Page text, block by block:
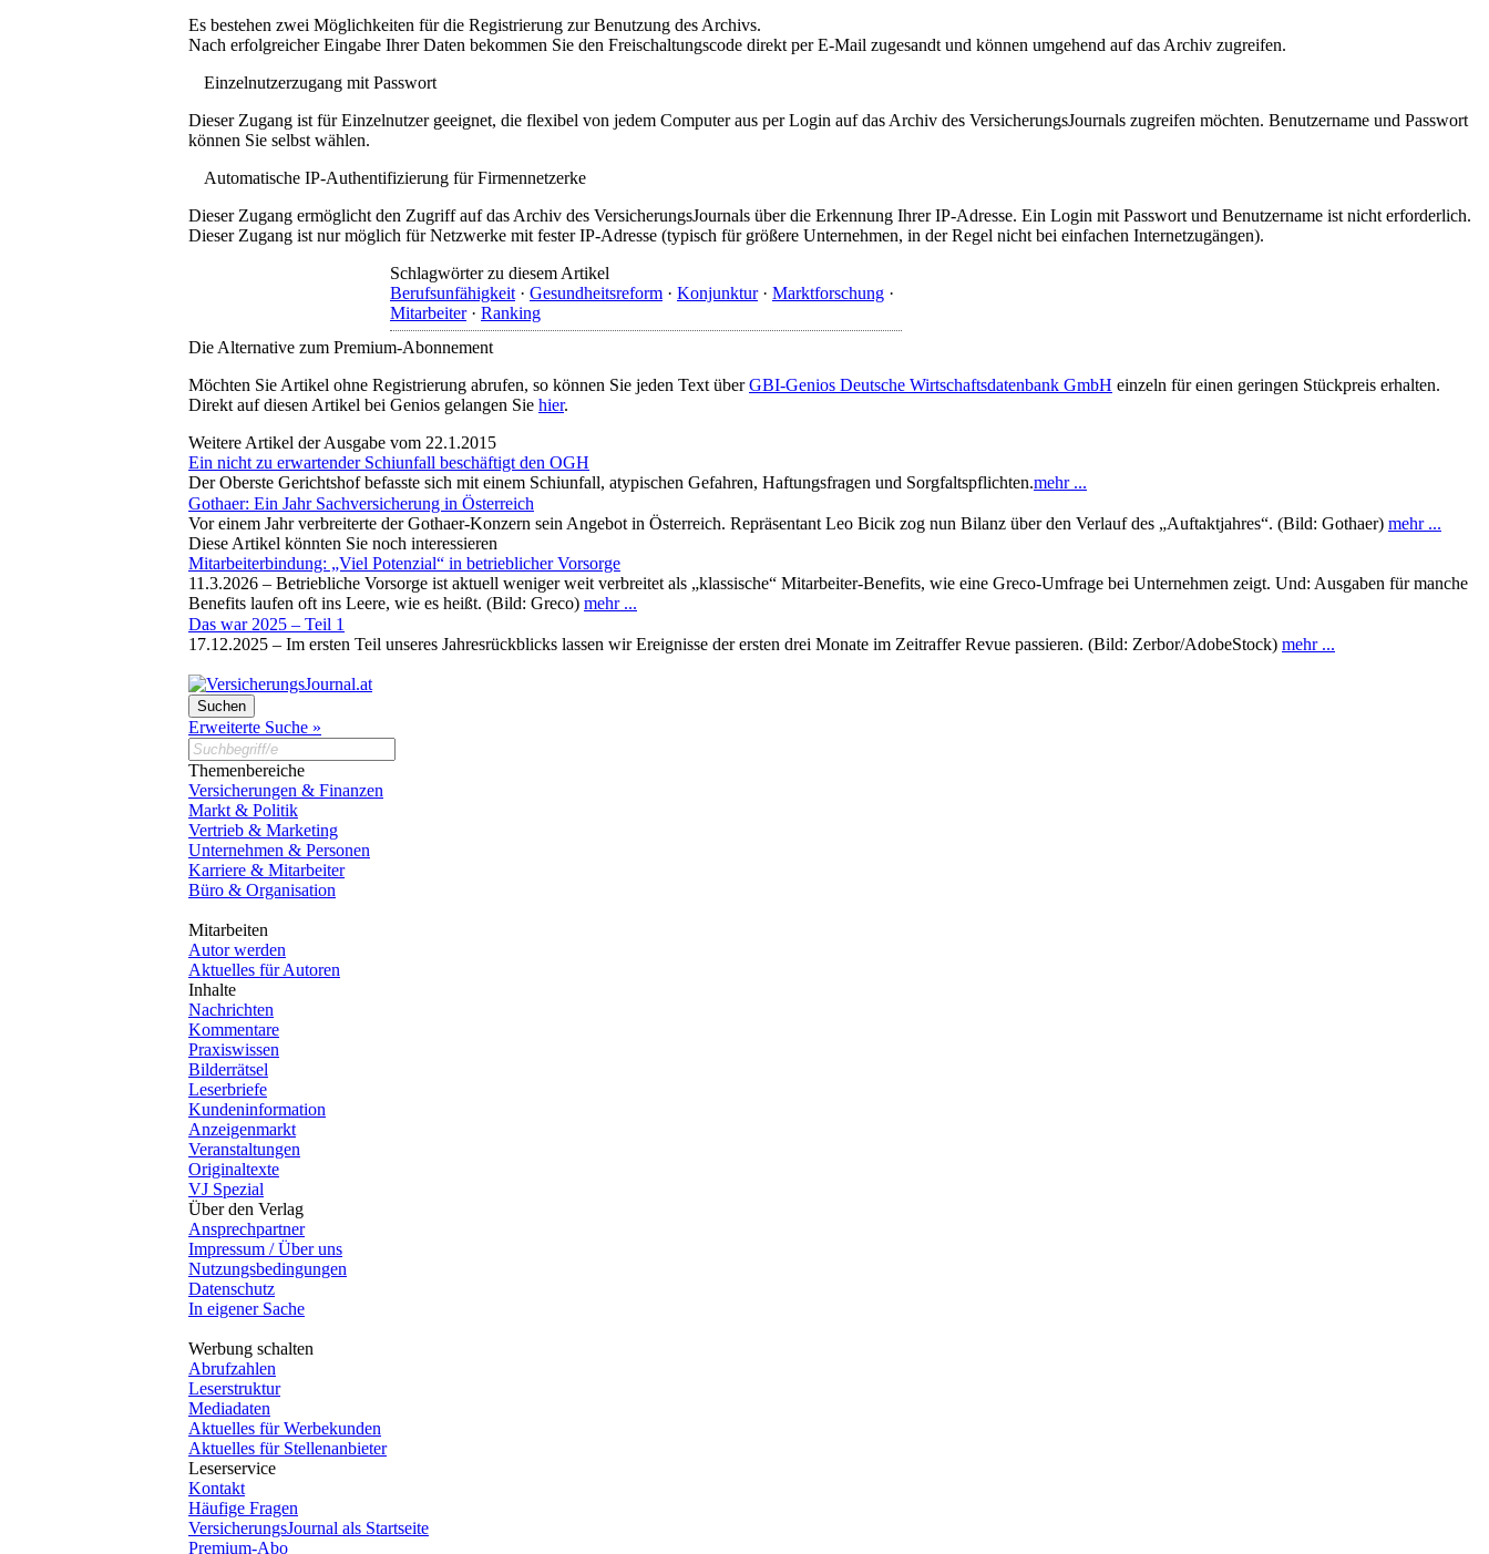
Es bestehen zwei Möglichkeiten für die Registrierung zur Benutzung des Archivs.
Nach erfolgreicher Eingabe Ihrer Daten bekommen Sie den Freischaltungscode direkt per E-Mail zugesandt und können umgehend auf das Archiv zugreifen.
Einzelnutzerzugang mit Passwort
Dieser Zugang ist für Einzelnutzer geeignet, die flexibel von jedem Computer aus per Login auf das Archiv des VersicherungsJournals zugreifen möchten. Benutzername und Passwort
können Sie selbst wählen.
Automatische IP-Authentifizierung für Firmennetzerke
Dieser Zugang ermöglicht den Zugriff auf das Archiv des VersicherungsJournals über die Erkennung Ihrer IP-Adresse. Ein Login mit Passwort und Benutzername ist nicht erforderlich.
Dieser Zugang ist nur möglich für Netzwerke mit fester IP-Adresse (typisch für größere Unternehmen, in der Regel nicht bei einfachen Internetzugängen).
Schlagwörter zu diesem Artikel
Berufsunfähigkeit · Gesundheitsreform · Konjunktur· Marktforschung ·
Mitarbeiter· Ranking
Die Alternative zum Premium-Abonnement
Möchten Sie Artikel ohne Registrierung abrufen, so können Sie jeden Text überGBI-Genios Deutsche Wirtschaftsdatenbank GmbH einzeln für einen geringen Stückpreis erhalten.
Direkt auf diesen Artikel bei Genios gelangen Sie hier.
Weitere Artikel der Ausgabe vom 22.1.2015
Ein nicht zu erwartender Schiunfall beschäftigt den OGH
Der Oberste Gerichtshof befasste sich mit einem Schiunfall, atypischen Gefahren, Haftungsfragen und Sorgfaltspflichten.mehr ...
Gothaer: Ein Jahr Sachversicherung in Österreich
Vor einem Jahr verbreiterte der Gothaer-Konzern sein Angebot in Österreich. Repräsentant Leo Bicik zog nun Bilanz über den Verlauf des „Auftaktjahres“. (Bild: Gothaer) mehr ...
Diese Artikel könnten Sie noch interessieren
Mitarbeiterbindung: „Viel Potenzial“ in betrieblicher Vorsorge
11.3.2026 – Betriebliche Vorsorge ist aktuell weniger weit verbreitet als „klassische“ Mitarbeiter-Benefits, wie eine Greco-Umfrage bei Unternehmen zeigt. Und: Ausgaben für manche
Benefits laufen oft ins Leere, wie es heißt. (Bild: Greco) mehr ...
Das war 2025 – Teil 1
17.12.2025 – Im ersten Teil unseres Jahresrückblicks lassen wir Ereignisse der ersten drei Monate im Zeitraffer Revue passieren. (Bild: Zerbor/AdobeStock) mehr ...
Erweiterte Suche »
Themenbereiche
Versicherungen & Finanzen
Markt & Politik
Vertrieb & Marketing
Unternehmen & Personen
Karriere & Mitarbeiter
Büro & Organisation
Mitarbeiten
Autor werden
Aktuelles für Autoren
Inhalte
Nachrichten
Kommentare
Praxiswissen
Bilderrätsel
Leserbriefe
Kundeninformation
Anzeigenmarkt
Veranstaltungen
Originaltexte
VJ Spezial
Über den Verlag
Ansprechpartner
Impressum / Über uns
Nutzungsbedingungen
Datenschutz
In eigener Sache
Werbung schalten
Abrufzahlen
Leserstruktur
Mediadaten
Aktuelles für Werbekunden
Aktuelles für Stellenanbieter
Leserservice
Kontakt
Häufige Fragen
VersicherungsJournal als Startseite
Premium-Abo